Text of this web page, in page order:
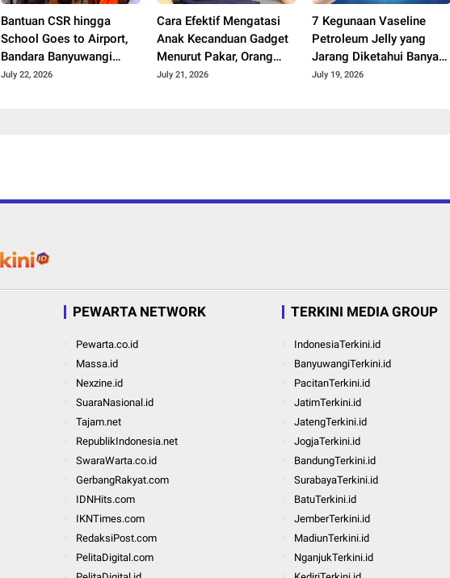
Bantuan CSR hingga
School Goes to Airport,
Bandara Banyuwangi
Hadirkan Keceriaan Hari
July 22, 2026
Cara Efektif Mengatasi
Anak Kecanduan Gadget
Menurut Pakar, Orang
Tua Wajib Terapkan 3
July 21, 2026
7 Kegunaan Vaseline
Petroleum Jelly yang
Jarang Diketahui Banyak
Orang
July 19, 2026
PEWARTA NETWORK
Pewarta.co.id
Massa.id
Nexzine.id
SuaraNasional.id
Tajam.net
RepublikIndonesia.net
SwaraWarta.co.id
GerbangRakyat.com
IDNHits.com
IKNTimes.com
RedaksiPost.com
PelitaDigital.com
TERKINI MEDIA GROUP
IndonesiaTerkini.id
BanyuwangiTerkini.id
PacitanTerkini.id
JatimTerkini.id
JatengTerkini.id
JogjaTerkini.id
BandungTerkini.id
SurabayaTerkini.id
BatuTerkini.id
JemberTerkini.id
MadiunTerkini.id
NganjukTerkini.id